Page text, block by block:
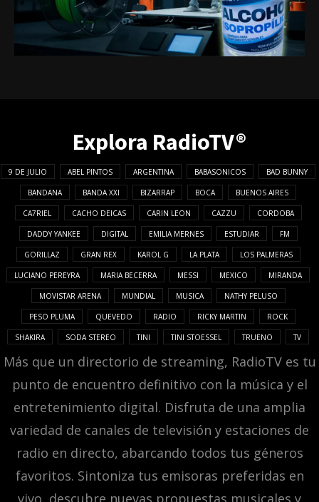
Explora RadioTV®
9 DE JULIO ABEL PINTOS ARGENTINA BABASONICOS BAD BUNNY
BANDANA BANDA XXI BIZARRAP BOCA BUENOS AIRES
CA7RIEL CACHO DEICAS CARIN LEON CAZZU CORDOBA
DADDY YANKEE DIGITAL EMILIA MERNES ESTUDIAR FM
GORILLAZ GRAN REX KAROL G LA PLATA LOS PALMERAS
LUCIANO PEREYRA MARIA BECERRA MESSI MEXICO MIRANDA
MOVISTAR ARENA MUNDIAL MUSICA NATHY PELUSO
PESO PLUMA QUEVEDO RADIO RICKY MARTIN ROCK
SHAKIRA SODA STEREO TINI TINI STOESSEL TRUENO TV
Más que un directorio de streaming, RadioTV es tu
punto de encuentro definitivo con la música y el
entretenimiento digital. Disfruta de una amplia
variedad de canales de televisión y estaciones de
radio en directo, abarcando todos tus géneros
favoritos. Sintoniza tus emisoras preferidas en
vivo, descubre nuevas propuestas musicales y